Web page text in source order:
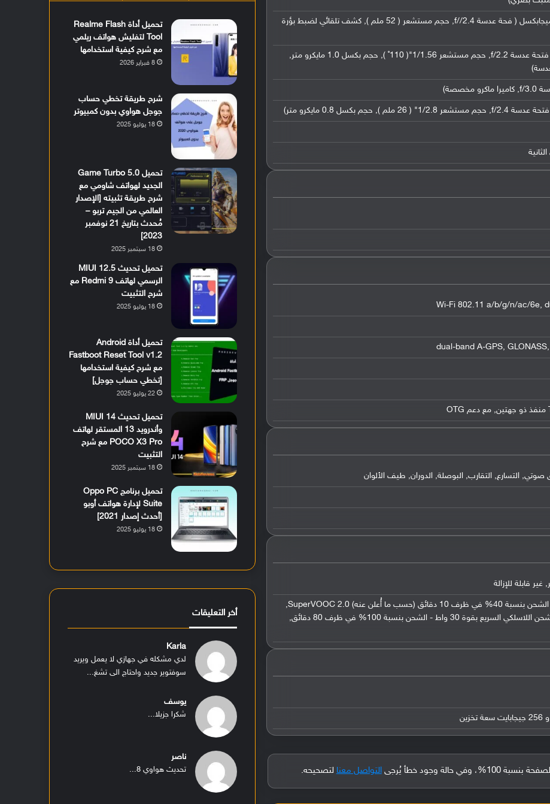
عدسة مقربة (تيلي فوتو) بدقة 13 ميجابكسل ( فحة عدسة f//2.4, حجم مستشعر ( 52 ملم ), كشف تلقائي لضبط بؤرة
عدسة عريضة بدقة 50 ميجابكسل ( فتحة عدسة f/2.2, حجم مستشعر 1/1.56"( 110˚ ), حجم بكسل 1.0 مايكرو متر,
Wi-Fi 802.11 a/b/g/n/ac/6e,
التسارع, التقارب, البوصلة, الدوران, طيف الألوان
يدعم الشحن السريع بقوة 65 واط - الشحن بنسبة 40% في ظرف 10 دقائق (حسب ما أُعلن عنه) SuperVOOC 2.0,
شحن عكسي بقوة 10 واط, يدعم الشحن اللاسلكي السريع بقوة 30 واط - الشحن بنسبة 100% في ظرف 80 دقائق,
وجود خطأ يُرجى التواصل معنا لتصحيحه.
تحميل أداة Realme Flash
Tool لتفليش هواتف ريلمي
مع شرح كيفية استخدامها
8 فبراير 2026
شرح طريقة تخطي حساب
جوجل هواوي بدون كمبيوتر
18 يوليو 2025
تحميل Game Turbo 5.0
الجديد لهواتف شاومي مع
شرح طريقة تثبيته [الإصدار
العالمي من الجيم تربو –
مُحدث بتاريخ 21 نوفمبر
2023]
18 سبتمبر 2025
تحميل تحديث MIUI 12.5
الرسمي لهاتف Redmi 9 مع
شرح التثبيت
18 يوليو 2025
تحميل أداة Android
Fastboot Reset Tool v1.2
مع شرح كيفية استخدامها
[تخطي حساب جوجل]
22 يوليو 2025
تحميل تحديث MIUI 14
وأندرويد 13 المستقر لهاتف
POCO X3 Pro مع شرح
التثبيت
18 سبتمبر 2025
تحميل برنامج Oppo PC
Suite لإدارة هواتف أوبو
[أحدث إصدار 2021]
18 يوليو 2025
أخر التعليقات
Karla
لدي مشكله في جهازي لا يعمل ويريد
سوفتوير جديد واحتاج الى تشغ...
يوسف
شكرا جزيلا...
ناصر
تحديث هواوي 8...